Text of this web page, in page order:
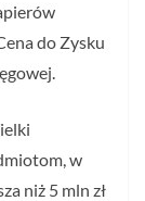
do Zysku
w
niż 5 mln zł